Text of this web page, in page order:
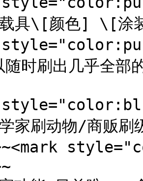
/载具\[颜色] \[
随时刷出几乎全
家刷动物/商贩